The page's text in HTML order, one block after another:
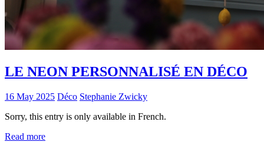
LE NEON PERSONNALISÉ EN DÉCO
16 May 2025 Déco Stephanie Zwicky
Sorry, this entry is only available in French.
Read more